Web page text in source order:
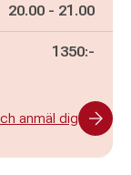
Pågår mellan
20.00 - och
21.00
1350:-
anmäl dig